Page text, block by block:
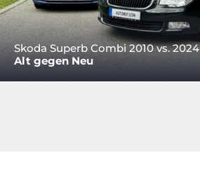
Skoda Superb Combi 2010 vs. 2024
Alt gegen Neu